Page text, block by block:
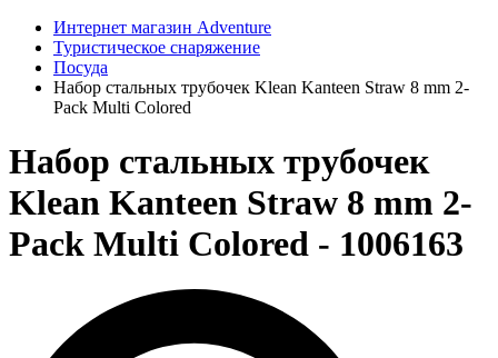
Интернет магазин Adventure
Туристическое снаряжение
Посуда
Набор стальных трубочек Klean Kanteen Straw 8 mm 2-
Pack Multi Colored
Набор стальных трубочек
Klean Kanteen Straw 8 mm 2-
Pack Multi Colored - 1006163